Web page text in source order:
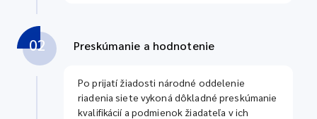
02 Preskúmanie a hodnotenie
Po prijatí žiadosti národné oddelenie
riadenia siete vykoná dôkladné preskúmanie
kvalifikácií a podmienok žiadateľa v ich